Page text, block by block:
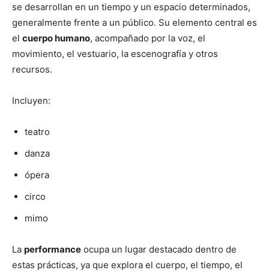
se desarrollan en un tiempo y un espacio determinados,
generalmente frente a un público. Su elemento central es
el cuerpo humano, acompañado por la voz, el
movimiento, el vestuario, la escenografía y otros
recursos.
Incluyen:
teatro
danza
ópera
circo
mimo
La performance ocupa un lugar destacado dentro de
estas prácticas, ya que explora el cuerpo, el tiempo, el